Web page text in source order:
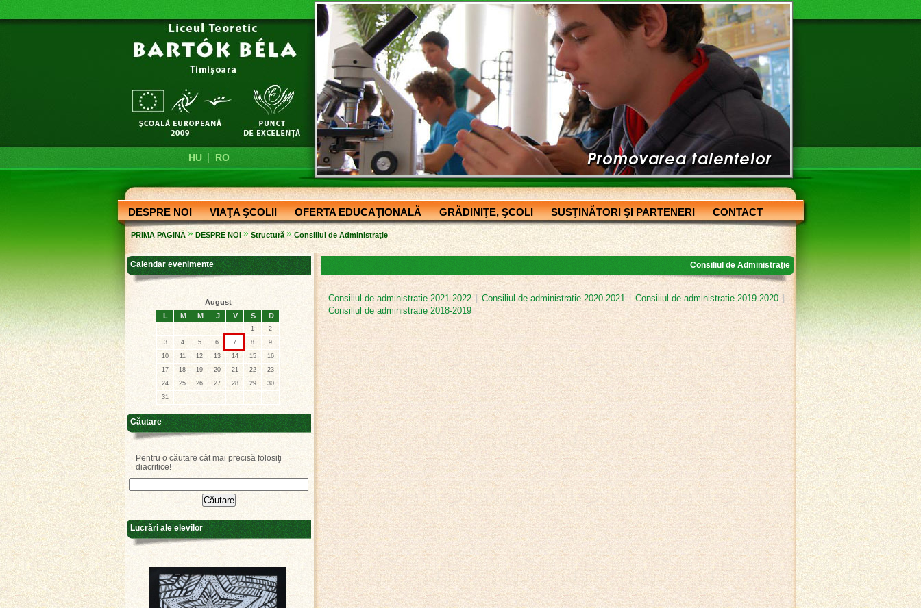
HU| RO
DESPRE NOI VIAŢA ŞCOLII OFERTA EDUCAŢIONALĂ GRĂDINIŢE, ŞCOLI SUSŢINĂTORI ŞI PARTENERI CONTACT
PRIMA PAGINĂ » DESPRE NOI » Structură » Consiliul de Administraţie
Consiliul de Administraţie
Consiliul de administratie 2021-2022 Consiliul de administratie 2020-2021 Consiliul de administratie 2019-2020
Consiliul de administratie 2018-2019
Calendar evenimente
August
L
M M J V S D
1
2
3
4 5 6 7 8
9
10
11 12 13 14 15
16
17
18 19 20 21 22
23
24
25 26 27 28 29
30
31
Căutare
Pentru o căutare cât mai precisă folosiţi
diacritice!
Lucrări ale elevilor